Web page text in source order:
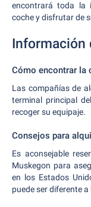
encontrará toda la
coche y disfrutar de
Información
Cómo encontrar la
Las compañías de
terminal principal
recoger su equipaje.
Consejos para
Es aconsejable
Muskegon para
en los Estados
puede ser diferente